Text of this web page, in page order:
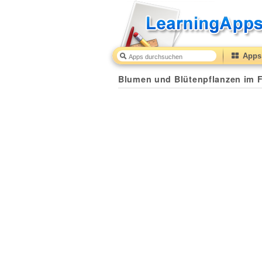
Blumen und Blütenpflanzen im
Blumen und Blütenpflanzen im Frühling 48 (from10to